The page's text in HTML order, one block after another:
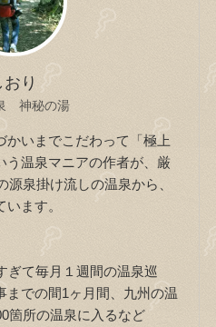
おり
神秘の湯
かいまでこだわって「極上
う温泉マニアの作者が、厳
泉掛け流しの温泉から、
ます。
ぎて毎月１週間の温泉巡
までの間1ヶ月間、九州の温
箇所の温泉に入るなど